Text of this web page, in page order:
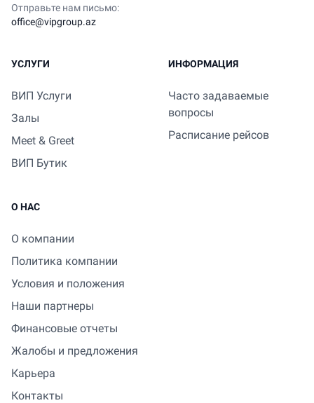
Отправьте нам письмо:
office@vipgroup.az
УСЛУГИ
ВИП Услуги
Залы
Meet & Greet
ВИП Бутик
ИНФОРМАЦИЯ
Часто задаваемые
вопросы
Расписание рейсов
О НАС
О компании
Политика компании
Условия и положения
Наши партнеры
Финансовые отчеты
Жалобы и предложения
Карьера
Контакты